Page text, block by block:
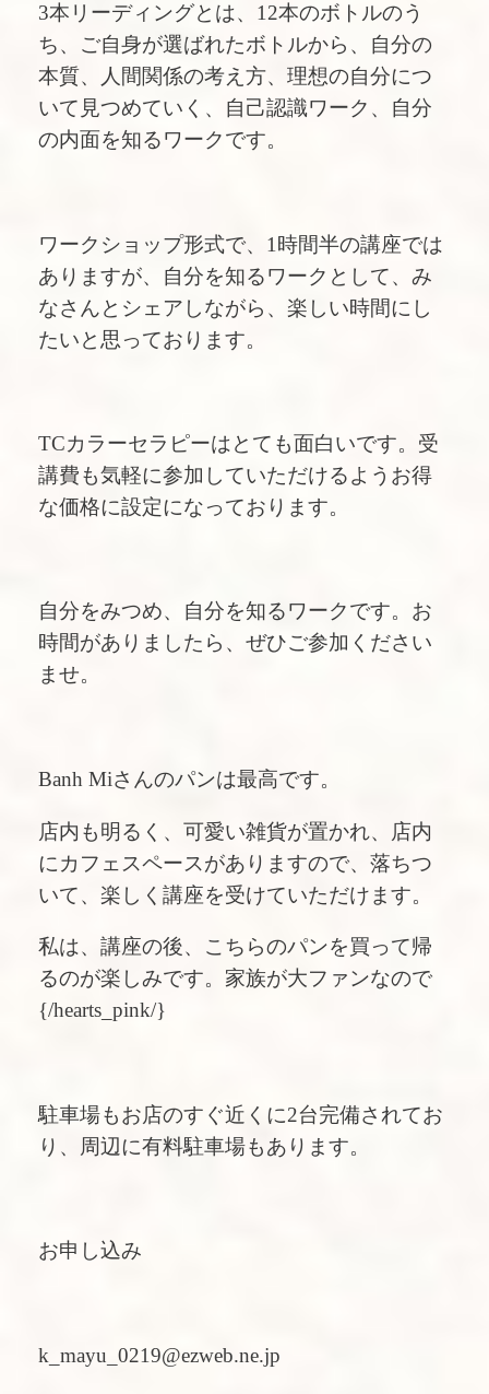
3本リーディングとは、12本のボトルのう
ち、ご自身が選ばれたボトルから、自分の
本質、人間関係の考え方、理想の自分につ
いて見つめていく、自己認識ワーク、自分
の内面を知るワークです。
ワークショップ形式で、1時間半の講座では
ありますが、自分を知るワークとして、み
なさんとシェアしながら、楽しい時間にし
たいと思っております。
TCカラーセラピーはとても面白いです。受
講費も気軽に参加していただけるようお得
な価格に設定になっております。
自分をみつめ、自分を知るワークです。お
時間がありましたら、ぜひご参加ください
ませ。
Banh Miさんのパンは最高です。
店内も明るく、可愛い雑貨が置かれ、店内
にカフェスペースがありますので、落ちつ
いて、楽しく講座を受けていただけます。
私は、講座の後、こちらのパンを買って帰
るのが楽しみです。家族が大ファンなので
{/hearts_pink/}
駐車場もお店のすぐ近くに2台完備されてお
り、周辺に有料駐車場もあります。
お申し込み
k_mayu_0219@ezweb.ne.jp